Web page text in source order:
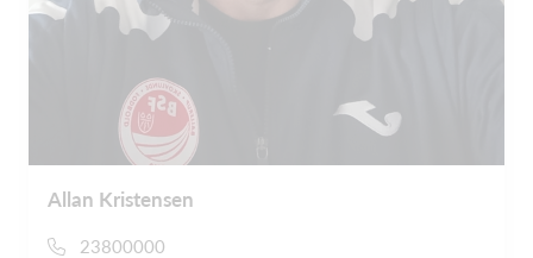
Allan Kristensen
23800000